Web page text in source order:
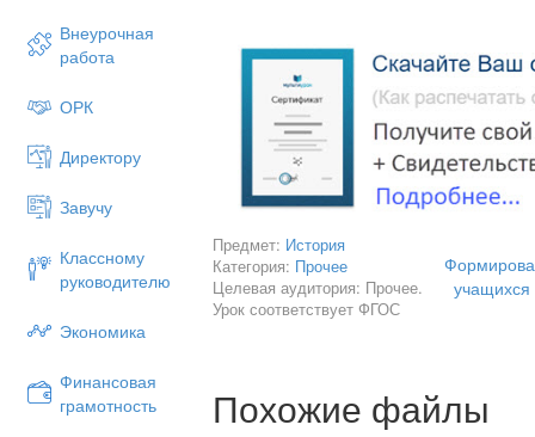
Внеурочная
работа
ОРК
Директору
Завучу
Классному
руководителю
Экономика
Финансовая
грамотность
2) Налог в пользу церкви
3) Городское самоуправление
4) Наследственное земельное
Какая из русских земель
1) Полоцкая
2) Киевская
3) Смоленская
4) Владимиро-Суздальская
6.В какой земле политическим
1) Владимиро-Суздальская
7.Одно из последствий
Предмет: История
Категория: Прочее
Целевая аудитория: Прочее.
Урок соответствует ФГОС
учащихся
Похожие файлы